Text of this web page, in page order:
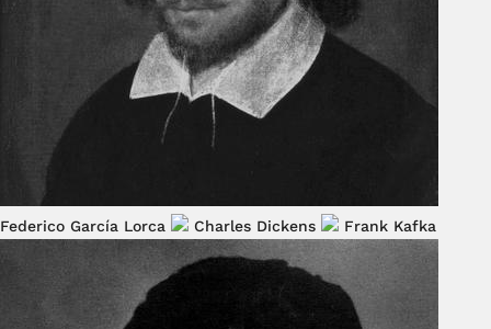
Federico García Lorca Charles Dickens Frank Kafka